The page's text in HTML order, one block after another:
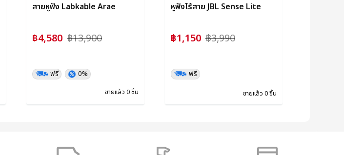
สายหูฟัง Labkable Arae
฿4,580 ฿13,900
ฟรี 0%
ขายแล้ว 0 ชิ้น
หูฟังไร้สาย JBL Sense Lite
฿1,150 ฿3,990
ฟรี
ขายแล้ว 0 ชิ้น